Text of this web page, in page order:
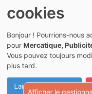
Agenda
Mentions légales
Rechercher
cookies
Bonjour ! Pourrions-nous
pour Mercatique,
Vous pouvez toujours
plus tard.
Laissez-moi choisir
Afficher le